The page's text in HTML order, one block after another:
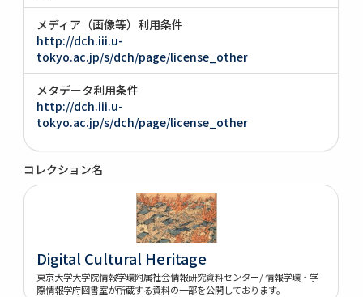
メディア（画像等）利用条件
http://dch.iii.u-
tokyo.ac.jp/s/dch/page/license_other
メタデータ利用条件
http://dch.iii.u-
tokyo.ac.jp/s/dch/page/license_other
コレクション名
Digital Cultural Heritage
東京大学大学院情報学環附属社会情報研究資料センター/ 情報学環・学
際情報学府図書室が所蔵する資料の一部を公開しております。